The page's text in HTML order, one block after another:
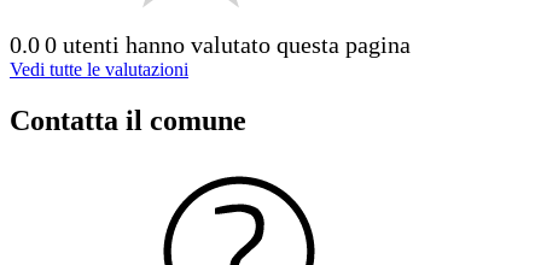
0.00 utenti hanno valutato questa pagina
Vedi tutte le valutazioni
Contatta il comune